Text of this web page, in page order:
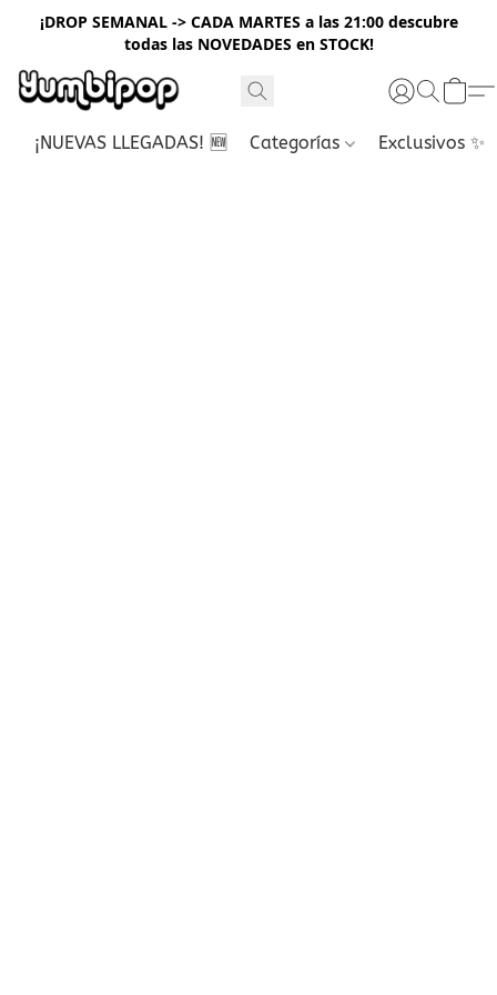
¡DROP SEMANAL -> CADA MARTES a las 21:00 descubre
todas las NOVEDADES en STOCK!
¡NUEVAS LLEGADAS! 🆕 Categorías Exclusivos ✨